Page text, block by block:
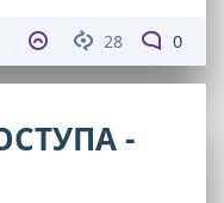
28 0
-